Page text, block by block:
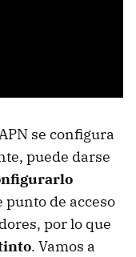
se configura
puede darse
punto de acceso
por lo que
. Vamos a